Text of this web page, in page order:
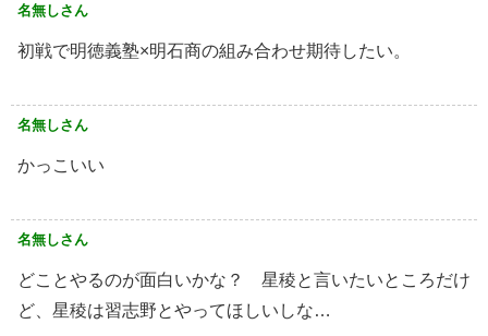
名無しさん
初戦で明徳義塾×明石商の組み合わせ期待したい。
名無しさん
かっこいい
名無しさん
どことやるのが面白いかな？ 星稜と言いたいところだけ
ど、星稜は習志野とやってほしいしな…